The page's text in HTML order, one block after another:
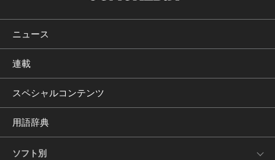
ニュース
連載
スペシャルコンテンツ
用語辞典
ソフト別